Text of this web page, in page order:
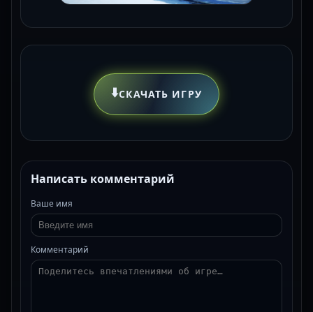
⬇️СКАЧАТЬ ИГРУ
Написать комментарий
Ваше имя
Комментарий